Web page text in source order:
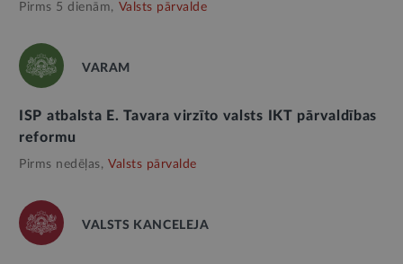
Pirms 5 dienām, Valsts pārvalde
VARAM
ISP atbalsta E. Tavara virzīto valsts IKT pārvaldības
reformu
Pirms nedēļas, Valsts pārvalde
VALSTS KANCELEJA